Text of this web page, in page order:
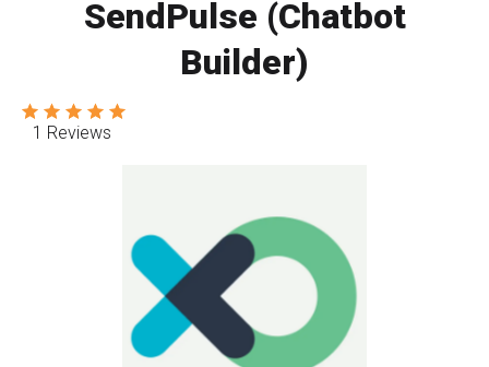
SendPulse (Chatbot
Builder)
1 Reviews